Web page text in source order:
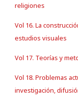
religiones
Vol 16. La
estudios visuales
Vol 17. Teorías y
Vol 18. Problemas
investigación,